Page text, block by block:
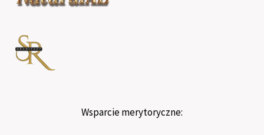
Wsparcie merytoryczne: